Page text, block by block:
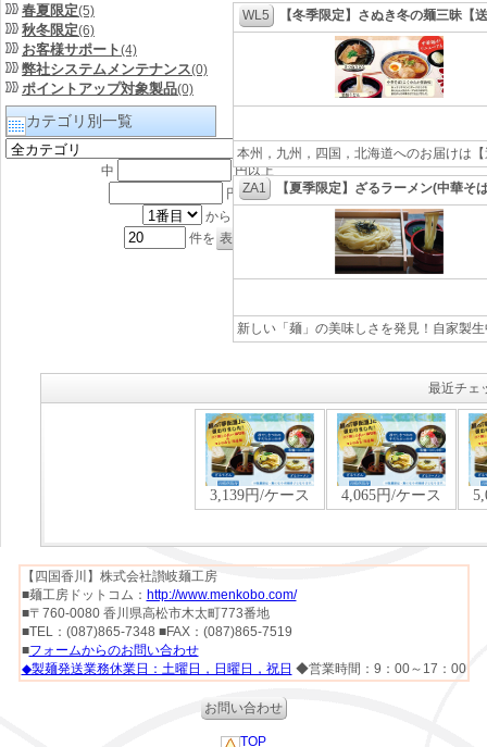
春夏限定(5)
秋冬限定(6)
お客様サポート(4)
弊社システムメンテナンス(0)
ポイントアップ対象製品(0)
カテゴリ別一覧
中
円以上
円以下
から
件を
WL5 【冬季限定】さぬき冬の麺三昧【
本州，九州，四国，北海道へのお届けは
ZA1 【夏季限定】ざるラーメン(中華
新しい「麺」の美味しさを発見！自家製
最近チェ
【四国香川】株式会社讃岐麺工房
■麺工房ドットコム： http://www.menkobo.com/
■〒760-0080 香川県高松市木太町773番地
■TEL：(087)865-7348 ■FAX：(087)865-7519
■フォームからのお問い合わせ
◆製麺発送業務休業日：土曜日，日曜日，祝日 ◆営業時間：9：00～17：00
お問い合わせ
TOP